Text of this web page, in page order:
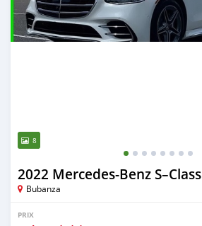
8
2022 Mercedes-Benz S–Class
Bubanza
PRIX